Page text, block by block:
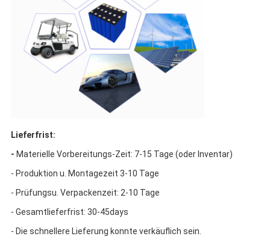
Lieferfrist:
- Materielle Vorbereitungs-Zeit: 7-15 Tage (oder Inventar)
- Produktion u. Montagezeit 3-10 Tage
- Prüfungsu. Verpackenzeit: 2-10 Tage
- Gesamtlieferfrist: 30-45days
- Die schnellere Lieferung konnte verkäuflich sein.